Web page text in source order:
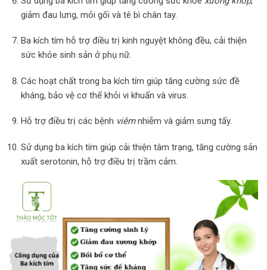
giảm đau lưng, mỏi gối và tê bì chân tay.
Ba kích tím hỗ trợ điều trị kinh nguyệt không đều, cải thiện
sức khỏe sinh sản ở phụ nữ.
Các hoạt chất trong ba kích tím giúp tăng cường sức đề
kháng, bảo vệ cơ thể khỏi vi khuẩn và virus.
Hỗ trợ điều trị các bệnh viêmnhiễm và giảm sưng tấy.
Sử dụng ba kích tím giúp cải thiện tâm trạng, tăng cường sản
xuất serotonin, hỗ trợ điều trị trầm cảm.